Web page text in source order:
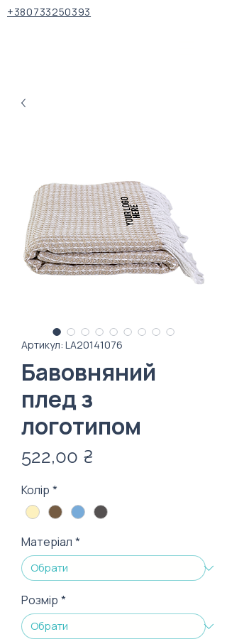
+380733250393
Артикул: LA20141076
Бавовняний
плед з
логотипом
522,00 ₴
Колір *
Матеріал *
Розмір *